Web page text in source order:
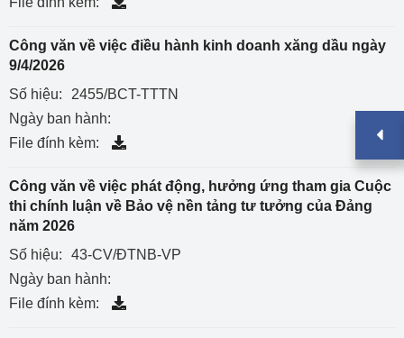
Công văn về việc điều hành kinh doanh xăng dầu ngày
9/4/2026
Số hiệu:
2455/BCT-TTTN
Ngày ban hành:
File đính kèm:
Công văn về việc phát động, hưởng ứng tham gia Cuộc
thi chính luận về Bảo vệ nền tảng tư tưởng của Đảng
năm 2026
Số hiệu:
43-CV/ĐTNB-VP
Ngày ban hành:
File đính kèm: